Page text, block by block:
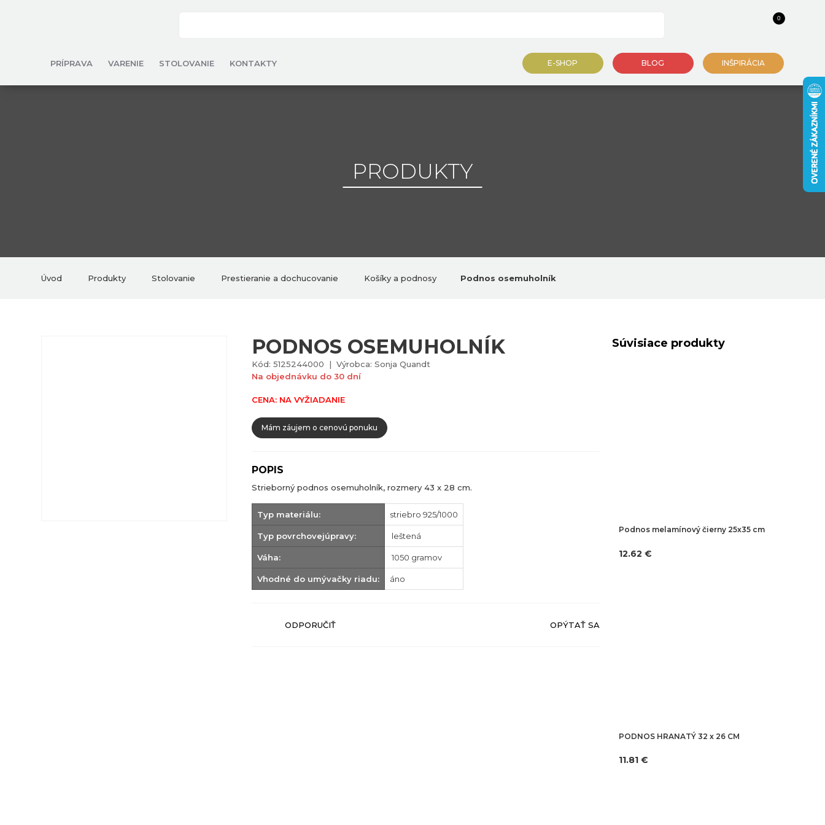
0
PRÍPRAVA VARENIE STOLOVANIE KONTAKTY E-SHOP BLOG INŠPIRÁCIA
PRODUKTY
Úvod Produkty Stolovanie Prestieranie a dochucovanie Košíky a podnosy Podnos osemuholník
PODNOS OSEMUHOLNÍK
Kód: 5125244000 | Výrobca: Sonja Quandt
Na objednávku do 30 dní
CENA: NA VYŽIADANIE
Mám záujem o cenovú ponuku
POPIS
Strieborný podnos osemuholník, rozmery 43 x 28 cm.
Typ materiálu: striebro 925/1000
Typ povrchovejúpravy: leštená
Váha: 1050 gramov
Vhodné do umývačky riadu: áno
ODPORUČIŤ OPÝTAŤ SA
Súvisiace produkty
Podnos melamínový čierny 25x35 cm
12.62 €
PODNOS HRANATÝ 32 x 26 CM
11.81 €